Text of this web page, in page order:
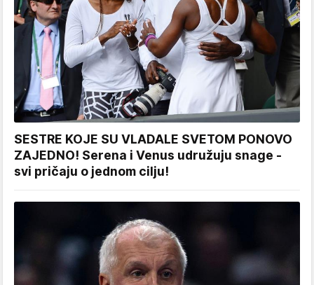
SESTRE KOJE SU VLADALE SVETOM PONOVO
ZAJEDNO! Serena i Venus udružuju snage -
svi pričaju o jednom cilju!